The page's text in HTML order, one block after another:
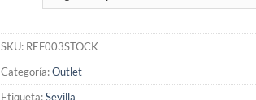
SKU: REF003STOCK
Categoría:Outlet
Etiqueta:Sevilla